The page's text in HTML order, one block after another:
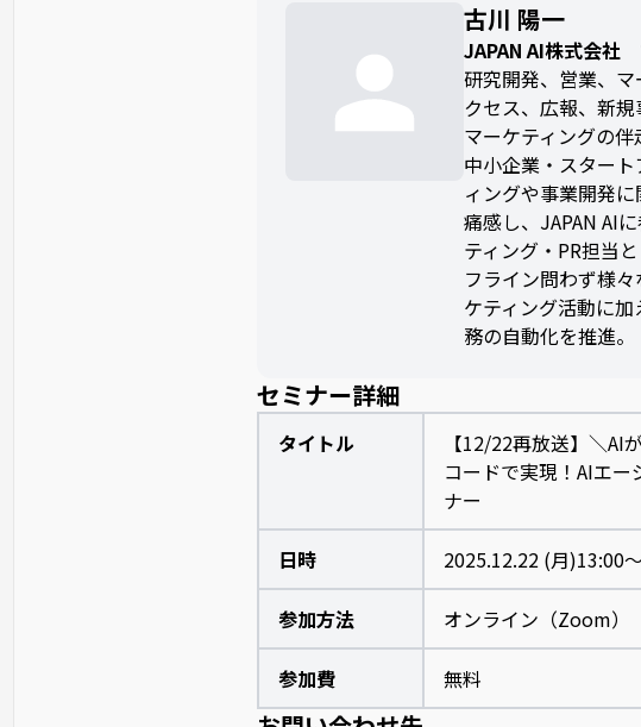
古川 陽一
JAPAN AI株式会社
研究開発、営業、
クセス、広報、新
マーケティングの伴
中小企業・スター
ィングや事業開発
痛感し、JAPAN AI
ティング・PR担当
フライン問わず様
ケティング活動に
務の自動化を推進。
セミナー詳細
タイトル
【12/22再放送】＼AI
コードで実現！AIエ
ナー
日時 2025.12.22 (月)13:00
参加方法 オンライン（Zoom）
参加費 無料